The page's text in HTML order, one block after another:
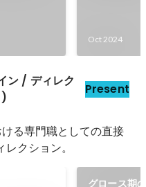
Oct 2024
ン / ディレク
Present
る専門職としての直接
クション。
グロース期